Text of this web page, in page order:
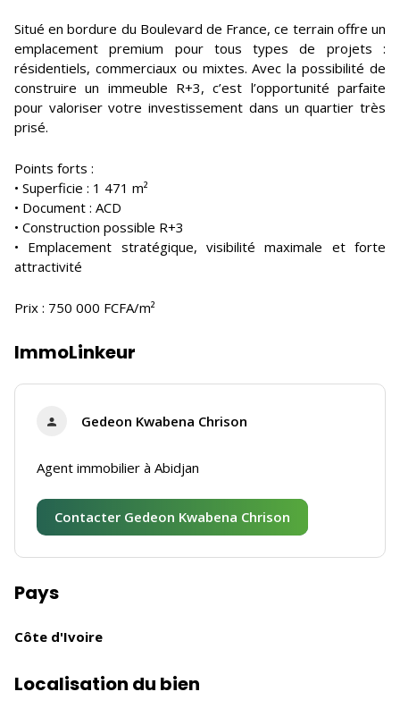
Situé en bordure du Boulevard de France, ce terrain offre un
emplacement premium pour tous types de projets :
résidentiels, commerciaux ou mixtes. Avec la possibilité de
construire un immeuble R+3, c’est l’opportunité parfaite
pour valoriser votre investissement dans un quartier très
prisé.
Points forts :
• Superficie : 1 471 m²
• Document : ACD
• Construction possible R+3
• Emplacement stratégique, visibilité maximale et forte
attractivité
Prix : 750 000 FCFA/m²
ImmoLinkeur
Gedeon Kwabena Chrison
Agent immobilier à Abidjan
Contacter Gedeon Kwabena Chrison
Pays
Côte d'Ivoire
Localisation du bien